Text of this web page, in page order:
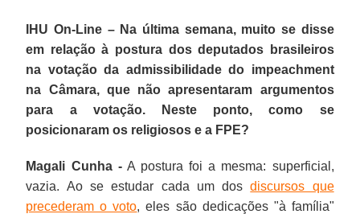
IHU On-Line – Na última semana, muito se disse
em relação à postura dos deputados brasileiros
na votação da admissibilidade do impeachment
na Câmara, que não apresentaram argumentos
para a votação. Neste ponto, como se
posicionaram os religiosos e a FPE?
Magali Cunha -A postura foi a mesma: superficial,
vazia. Ao se estudar cada um dosdiscursos que
precederam o voto, eles são dedicações "à família"